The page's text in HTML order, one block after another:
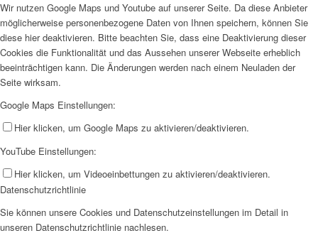
Wir nutzen Google Maps und Youtube auf unserer Seite. Da diese Anbieter
möglicherweise personenbezogene Daten von Ihnen speichern, können Sie
diese hier deaktivieren. Bitte beachten Sie, dass eine Deaktivierung dieser
Cookies die Funktionalität und das Aussehen unserer Webseite erheblich
beeinträchtigen kann. Die Änderungen werden nach einem Neuladen der
Seite wirksam.
Google Maps Einstellungen:
Hier klicken, um Google Maps zu aktivieren/deaktivieren.
YouTube Einstellungen:
Hier klicken, um Videoeinbettungen zu aktivieren/deaktivieren.
Datenschutzrichtlinie
Sie können unsere Cookies und Datenschutzeinstellungen im Detail in
unseren Datenschutzrichtlinie nachlesen.